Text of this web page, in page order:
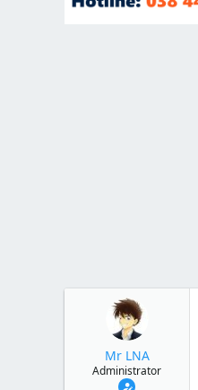
t
Mr LNA
Administrator